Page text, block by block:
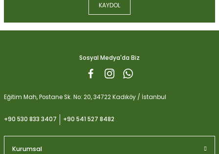
Ürün fiyatı diğer sitelerden daha pahalı.
Bu ürüne benzer farklı alternatifler olmalı.
KAYDOL
Sosyal Medya'da Biz
Eğitim Mah, Postane Sk. No: 20, 34722 Kadıköy / İstanbul
+90 530 833 3407 +90 541 527 8482
Kurumsal